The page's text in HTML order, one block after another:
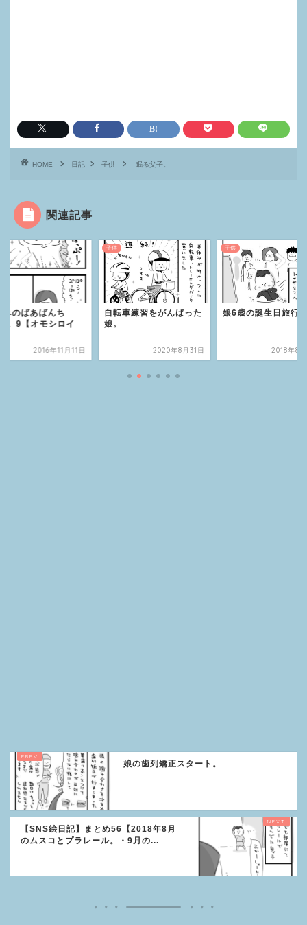
HOME 日記 子供 眠る父子。
関連記事
みのばあばんち
。9【オモシロイ
2016年11月11日
子供
自転車練習をがんばった
娘。
2020年8月31日
子供
娘6歳の誕生日旅行
2018年8
娘の歯列矯正スタート。
【SNS絵日記】まとめ56【2018年8月
のムスコとプラレール。・9月の...